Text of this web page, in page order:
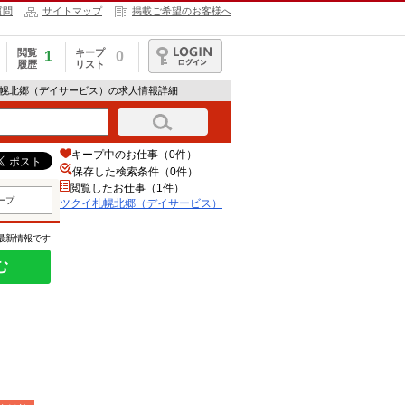
問 サイトマップ 掲載ご希望のお客様へ
閲覧
履歴
1
キープ
リスト
0
ログイン
北郷（デイサービス）の求人情報詳細
プ
新情報です
キープ中のお仕事（0件）
保存した検索条件（0件）
閲覧したお仕事（1件）
ツクイ札幌北郷（デイサービス）